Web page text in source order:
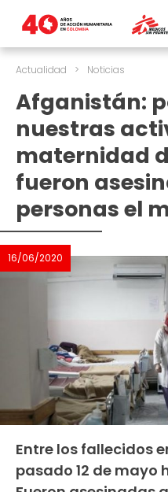
Actualidad > Noticias
Afganistán:
nuestras
maternidad
fueron
personas el
16/06/2020
Entre los fallecidos
pasado 12 de mayo